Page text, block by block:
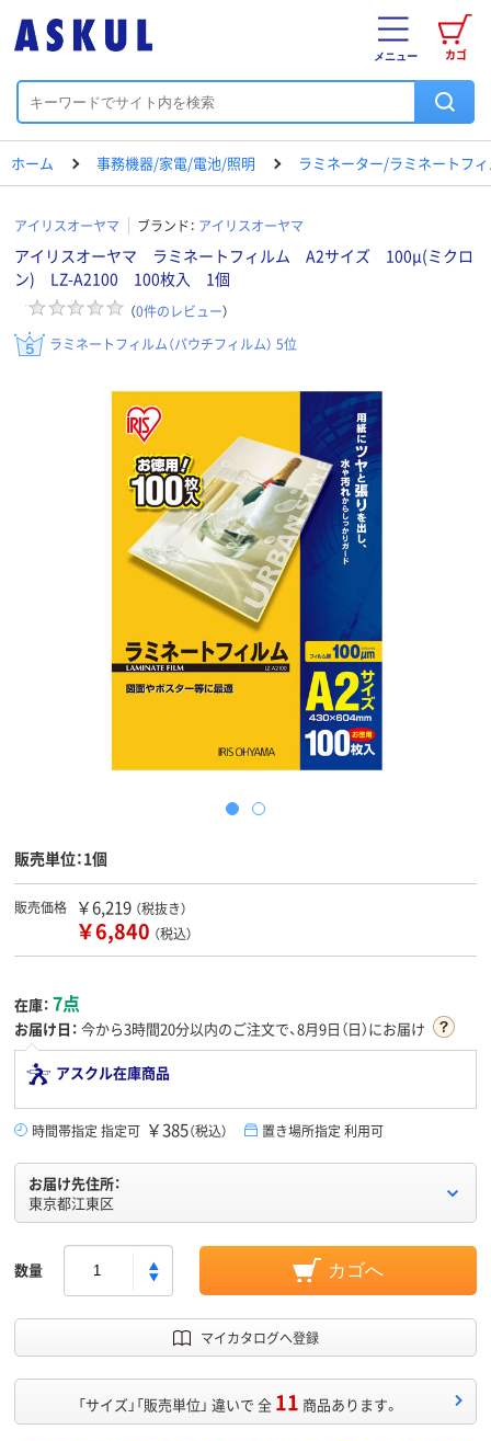
カゴ
メニュー
ホーム 事務機器/家電/電池/照明 ラミネーター/ラミネートフ
アイリスオーヤマ ブランド： アイリスオーヤマ
アイリスオーヤマ ラミネートフィルム A2サイズ 100μ(ミクロ
ン) LZ-A2100 100枚入 1個
（0件のレビュー）
ラミネートフィルム（パウチフィルム） 5位
販売単位：1個
販売価格 ￥6,219 （税抜き）
￥6,840 （税込）
在庫： 7点
お届け日： 今から3時間20分以内のご注文で、8月9日（日）にお届け
アスクル在庫商品
時間帯指定 指定可 ￥385（税込） 置き場所指定 利用可
お届け先住所：
東京都江東区
数量 カゴへ
マイカタログへ登録
「サイズ」「販売単位」 違いで 全 11 商品あります。